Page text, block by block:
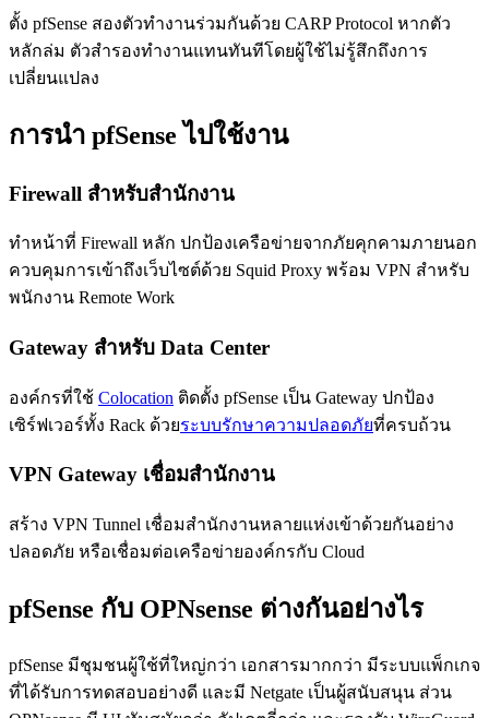
ตั้ง pfSense สองตัวทำงานร่วมกันด้วย CARP Protocol หากตัว
หลักล่ม ตัวสำรองทำงานแทนทันทีโดยผู้ใช้ไม่รู้สึกถึงการ
เปลี่ยนแปลง
การนำ pfSense ไปใช้งาน
Firewall สำหรับสำนักงาน
ทำหน้าที่ Firewall หลัก ปกป้องเครือข่ายจากภัยคุกคามภายนอก
ควบคุมการเข้าถึงเว็บไซต์ด้วย Squid Proxy พร้อม VPN สำหรับ
พนักงาน Remote Work
Gateway สำหรับ Data Center
องค์กรที่ใช้ Colocation ติดตั้ง pfSense เป็น Gateway ปกป้อง
เซิร์ฟเวอร์ทั้ง Rack ด้วยระบบรักษาความปลอดภัยที่ครบถ้วน
VPN Gateway เชื่อมสำนักงาน
สร้าง VPN Tunnel เชื่อมสำนักงานหลายแห่งเข้าด้วยกันอย่าง
ปลอดภัย หรือเชื่อมต่อเครือข่ายองค์กรกับ Cloud
pfSense กับ OPNsense ต่างกันอย่างไร
pfSense มีชุมชนผู้ใช้ที่ใหญ่กว่า เอกสารมากกว่า มีระบบแพ็กเกจ
ที่ได้รับการทดสอบอย่างดี และมี Netgate เป็นผู้สนับสนุน ส่วน